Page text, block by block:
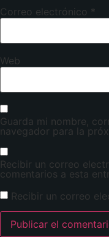
Correo electrónico *
Web
Guarda mi nombre,
navegador para la
Recibir un correo
comentarios a esta
Recibir un correo